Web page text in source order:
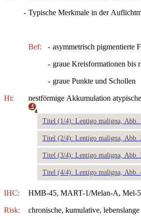
- Typische Merkmale in der
Bef: - asymmetrisch pigmentierte
- graue Kreisformationen bis
- graue Punkte und Schollen
Hi: nestförmige Akkumulation
4
Titel (1/4): Lentigo maligna, Abb.
Titel (2/4): Lentigo maligna, Abb.
Titel (3/4): Lentigo maligna, Abb.
Titel (4/4): Lentigo maligna, Abb.
IHC: HMB-45, MART-1/Melan-A, Mel-
Risk: chronische, kumulative,